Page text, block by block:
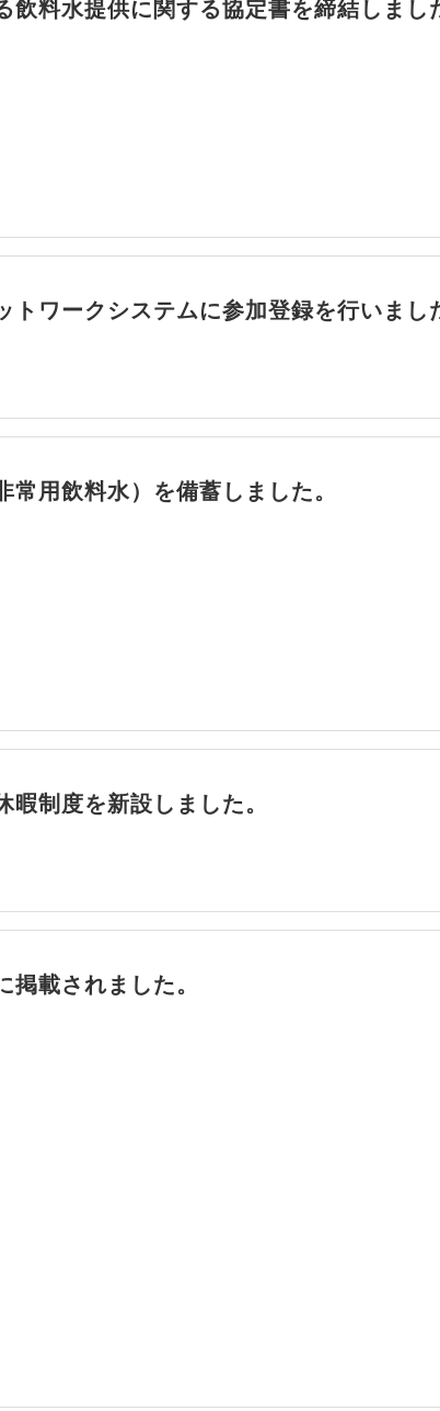
飲料水提供に関する協定書を締結しまし
トワークシステムに参加登録を行いまし
常用飲料水）を備蓄しました。
暇制度を新設しました。
掲載されました。